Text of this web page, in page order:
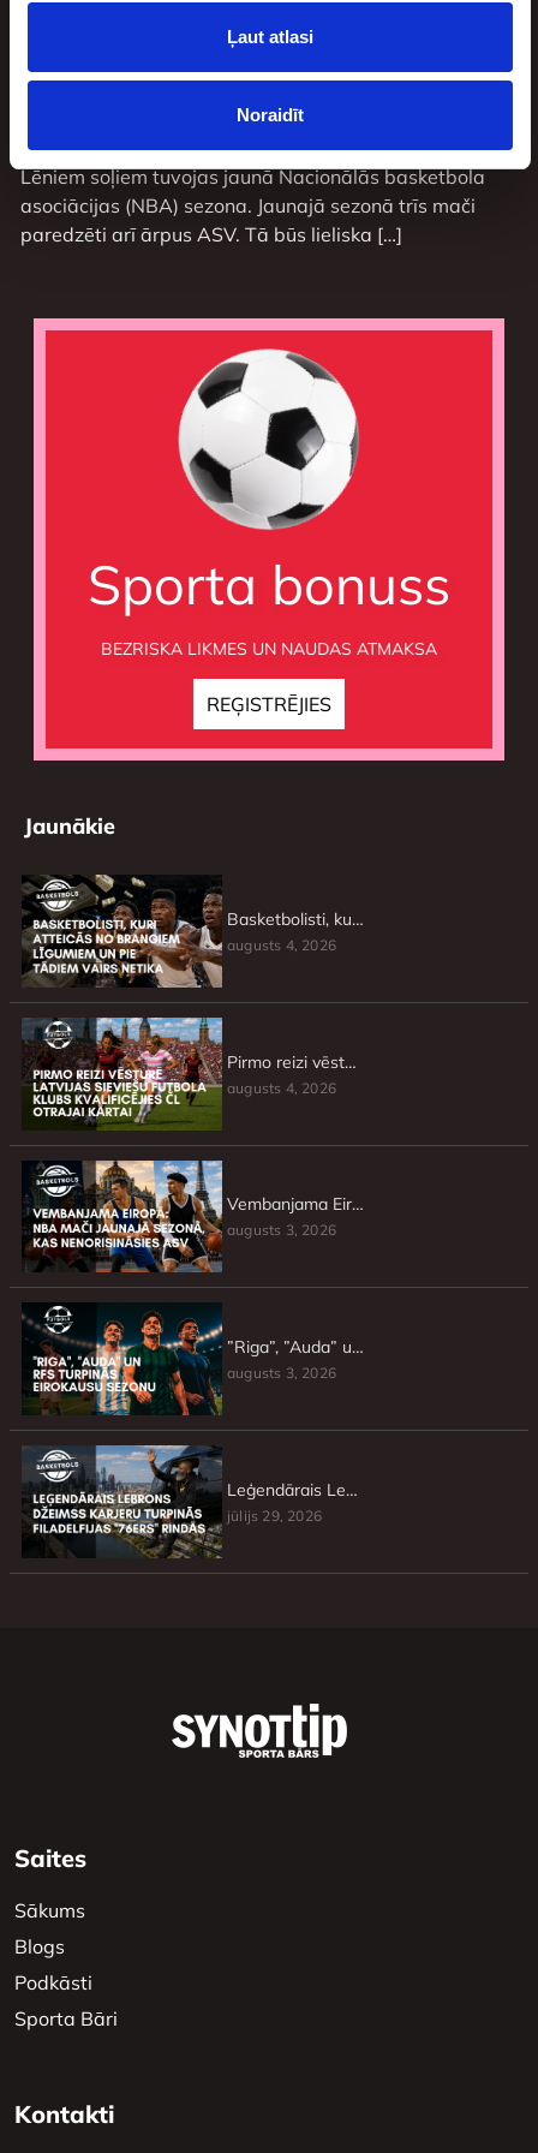
Ļaut atlasi
Noraidīt
Vembanjama Eiropā: NBA mači jaunajā
sezonā, kas nenorisināsies ASV
Lēniem soļiem tuvojas jaunā Nacionālās basketbola
asociācijas (NBA) sezona. Jaunajā sezonā trīs mači
paredzēti arī ārpus ASV. Tā būs lieliska […]
Sporta bonuss
BEZRISKA LIKMES UN NAUDAS ATMAKSA
Jaunākie
Basketbolisti, kuri atteicās no brangiem līgumiem un pie tādiem vairs netika
augusts 4, 2026
Pirmo reizi vēsturē Latvijas sieviešu futbola klubs kvalificējies ČL otrajai kārtai
augusts 4, 2026
Vembanjama Eiropā: NBA mači jaunajā sezonā, kas nenorisināsies ASV
augusts 3, 2026
”Riga”, ”Auda” un RFS turpinās Eirokausu sezonu
augusts 3, 2026
Leģendārais Lebrons Džeimss karjeru turpinās Filadelfijas ”76ers” rindās
jūlijs 29, 2026
Saites
Sākums
Blogs
Podkāsti
Sporta Bāri
Kontakti